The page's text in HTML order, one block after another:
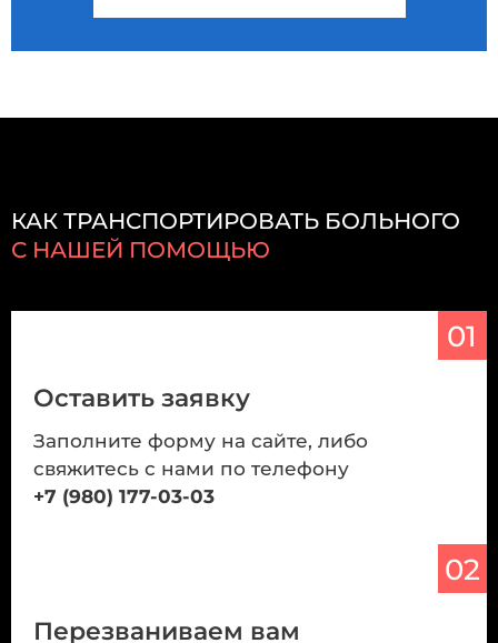
КАК ТРАНСПОРТИРОВАТЬ БОЛЬНОГО
С НАШЕЙ ПОМОЩЬЮ
01
Оставить заявку
Заполните форму на сайте, либо
свяжитесь с нами по телефону
+7 (980) 177-03-03
02
Перезваниваем вам